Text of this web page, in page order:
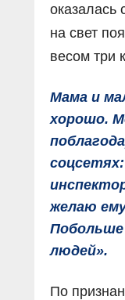
оказалась
на свет
весом три
Мама и
хорошо.
желаю
людей».
По